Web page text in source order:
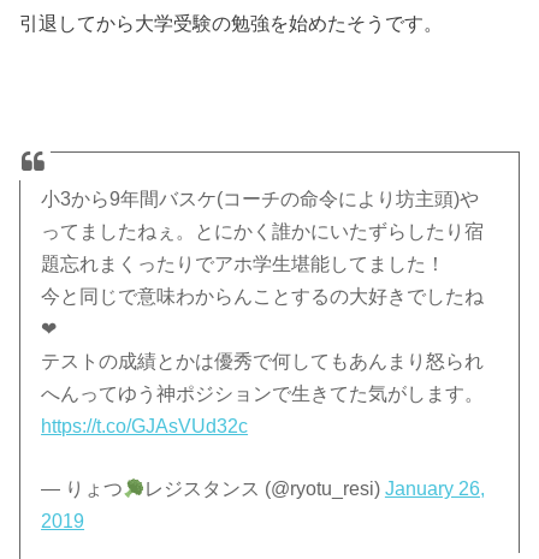
引退してから大学受験の勉強を始めたそうです。
小3から9年間バスケ(コーチの命令により坊主頭)や
ってましたねぇ。とにかく誰かにいたずらしたり宿
題忘れまくったりでアホ学生堪能してました！
今と同じで意味わからんことするの大好きでしたね
❤︎
テストの成績とかは優秀で何してもあんまり怒られ
へんってゆう神ポジションで生きてた気がします。
https://t.co/GJAsVUd32c
— りょつ レジスタンス (@ryotu_resi) January 26,
2019